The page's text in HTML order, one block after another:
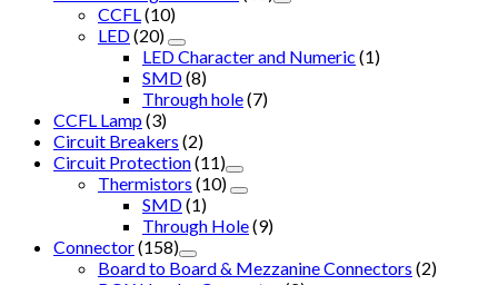
CCFL (10)
LED(20)
LED Character and Numeric (1)
SMD(8)
Through hole(7)
CCFL Lamp(3)
Circuit Breakers (2)
Circuit Protection(11)
Thermistors (10)
SMD(1)
Through Hole(9)
Connector(158)
Board to Board & Mezzanine Connectors (2)